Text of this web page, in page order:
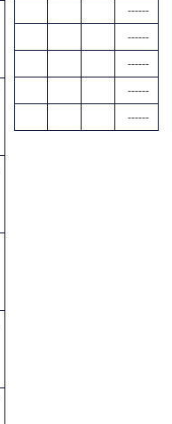
------
------
------
------
------